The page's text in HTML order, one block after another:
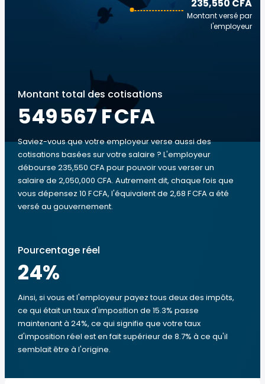
235,550 CFA
Montant versé par
l'employeur
Montant total des cotisations
549 567 F CFA
Saviez-vous que votre employeur verse aussi des
cotisations basées sur votre salaire ? L'employeur
débourse 235,550 CFA pour pouvoir vous verser un
salaire de 2,050,000 CFA. Autrement dit, chaque fois que
vous dépensez 10 F CFA, l'équivalent de 2,68 F CFA a été
versé au gouvernement.
Pourcentage réel
24%
Ainsi, si vous et l'employeur payez tous deux des impôts,
ce qui était un taux d'imposition de 15.3% passe
maintenant à 24%, ce qui signifie que votre taux
d'imposition réel est en fait supérieur de 8.7% à ce qu'il
semblait être à l'origine.